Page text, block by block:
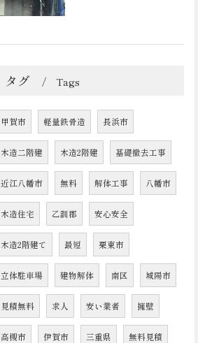
タグ Tags
甲賀市 軽量鉄骨造 長浜市
木造二階建 木造2階建 基礎撤去工事
近江八幡市 無料 解体工事 八幡市
木造住宅 乙訓郡 安心安全
木造2階建て 最短 栗東市
立体駐車場 建物解体 南区 城陽市
見積無料 求人 安い業者 擁壁
高槻市 伊賀市 三重県 無料見積